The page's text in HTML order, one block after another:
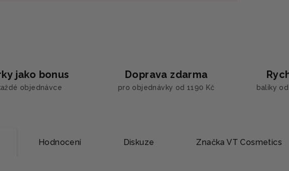
jako bonus
objednávce
Doprava zdarma
pro objednávky od 1190 Kč balíky
Hodnocení Diskuze Značka VT Cosmetics